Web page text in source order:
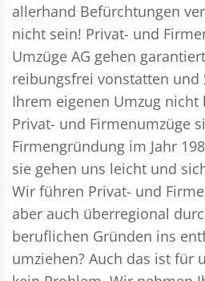
allerhand Befürchtungen
nicht sein! Privat- und
Umzüge AG gehen
reibungsfrei vonstatten und
Ihrem eigenen Umzug nicht
Privat- und Firmenumzüge
Firmengründung im Jahr
sie gehen uns leicht und
Wir führen Privat- und
aber auch überregional
beruflichen Gründen ins
umziehen? Auch das ist für